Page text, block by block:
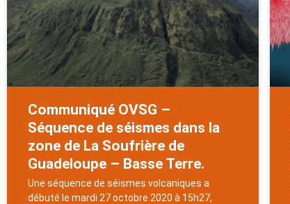
Communiqué OVSG –
Séquence de séismes dans la
zone de La Soufrière de
Guadeloupe – Basse Terre.
Une séquence de séismes volcaniques a
débuté le mardi 27 octobre 2020 à 15h27,